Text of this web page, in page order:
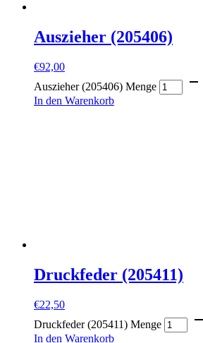
Auszieher (205406)
€92,00
Auszieher (205406) Menge
In den Warenkorb
Druckfeder (205411)
€22,50
Druckfeder (205411) Menge
In den Warenkorb